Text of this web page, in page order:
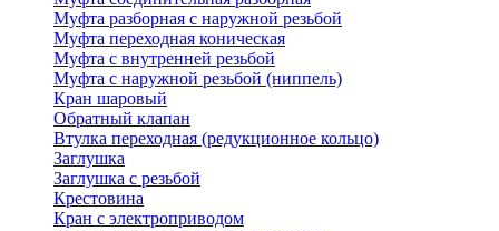
Муфта разборная с наружной резьбой
Муфта переходная коническая
Муфта с внутренней резьбой
Муфта с наружной резьбой (ниппель)
Кран шаровый
Обратный клапан
Втулка переходная (редукционное кольцо)
Заглушка
Заглушка с резьбой
Крестовина
Кран с электроприводом